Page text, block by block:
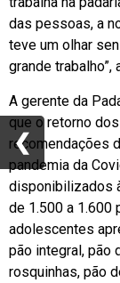
das pessoas, a
teve um olhar
grande trabalho”,
A gerente da
que o retorno
recomendações
pandemia da
disponibilizados
de 1.500 a 1.600
adolescentes
pão integral, pão
rosquinhas, pão
❮
❮